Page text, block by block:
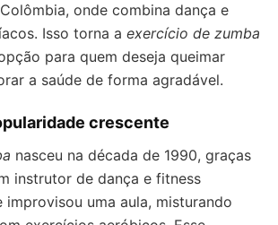
onde combina dança e
Isso torna a exercício de zumba
para quem deseja queimar
a saúde de forma agradável.
crescente
nasceu na década de 1990, graças
instrutor de dança e fitness
improvisou uma aula, misturando